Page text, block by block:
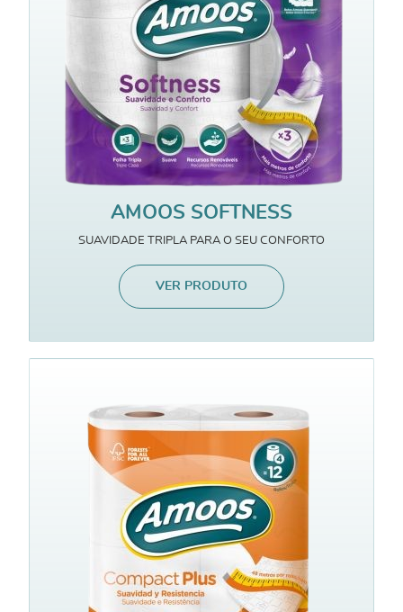
AMOOS SOFTNESS
SUAVIDADE TRIPLA PARA O SEU CONFORTO
VER PRODUTO